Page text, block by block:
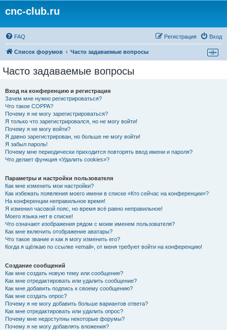
cnc-club.ru
FAQ Вход
Регистрация
Список форумов Часто задаваемые вопросы
Часто задаваемые вопросы
Вход на конференцию и регистрация
Зачем мне нужно регистрироваться?
Что такое COPPA?
Почему я не могу зарегистрироваться?
Я только что зарегистрировался, но не могу войти!
Почему я не могу войти?
Я давно зарегистрирован, но больше не могу войти!
Я забыл пароль!
Почему мне периодически приходится повторять ввод имени и пароля?
Что делает функция «Удалить cookies»?
Параметры и настройки пользователя
Как мне изменить мои настройки?
Как избежать появления моего имени в списке «Кто сейчас на конференции»?
На конференции неправильное время!
Я изменил часовой пояс, но время всё равно неправильное!
Моего языка нет в списке!
Что означают изображения рядом с моим именем пользователя?
Как мне включить отображение аватары?
Что такое звание и как я могу изменить его?
Когда я щёлкаю по ссылке «email», от меня требуют войти на конференцию!
Создание сообщений
Как мне создать новую тему или сообщение?
Как мне отредактировать или удалить сообщение?
Как мне добавить подпись к своему сообщению?
Как мне создать опрос?
Почему я не могу добавить больше вариантов ответа?
Как мне отредактировать или удалить опрос?
Почему мне недоступны некоторые форумы?
Почему я не могу добавлять вложения?